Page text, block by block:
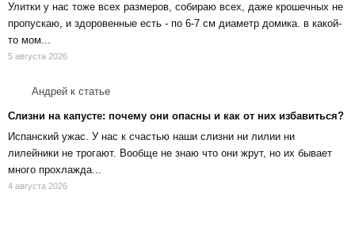
Улитки у нас тоже всех размеров, собираю всех, даже крошечных не
пропускаю, и здоровенные есть - по 6-7 см диаметр домика. в какой-
то мом...
5 августа 2026
Андрей к статье
Слизни на капусте: почему они опасны и как от них избавиться?
Испанский ужас. У нас к счастью наши слизни ни лилии ни
лилейники не трогают. Вообще не знаю что они жрут, но их бывает
много прохлажда...
4 августа 2026